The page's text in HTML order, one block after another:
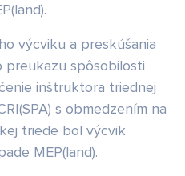
výcviku a preskúšania
preukazu spôsobilosti
inštruktora triednej
s obmedzením na
triede bol výcvik
MEP(land).